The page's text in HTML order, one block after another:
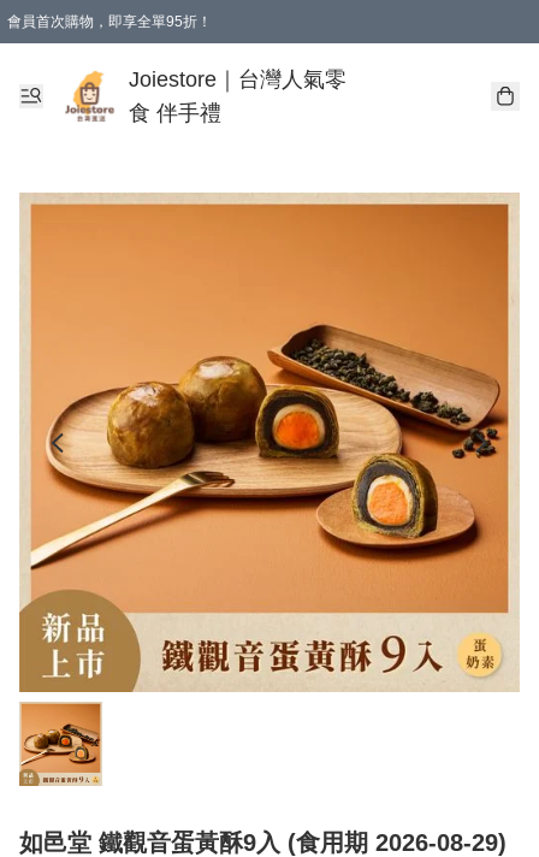
會員首次購物，即享全單95折！
購物滿 HKD 350.00即享免運費優惠！（適用於 本地送貨、本地取貨 )
Joiestore｜台灣人氣零
食 伴手禮
如邑堂 鐵觀音蛋黃酥9入 (食用期 2026-08-29)